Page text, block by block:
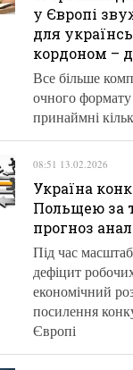
у Європі
для
кордоном –
Все більше
очного формату
принаймні
08:51 13.02.2026
Україна
Польщею за
прогноз
Під час
дефіцит
економічний
посилення
Європі